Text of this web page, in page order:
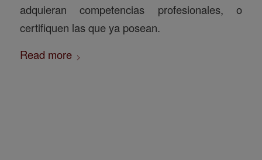
adquieran competencias profesionales, o
certifiquen las que ya posean.
Read more